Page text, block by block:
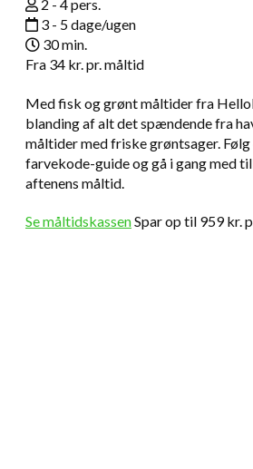
2 - 4 pers.
3 - 5 dage/ugen
30 min.
Fra 34 kr. pr. måltid
Med fisk og grønt måltider fra
blanding af alt det spændende fra
måltider med friske grøntsager. Følg
farvekode-guide og gå i gang med
aftenens måltid.
Se måltidskassenSpar op til 959 kr.